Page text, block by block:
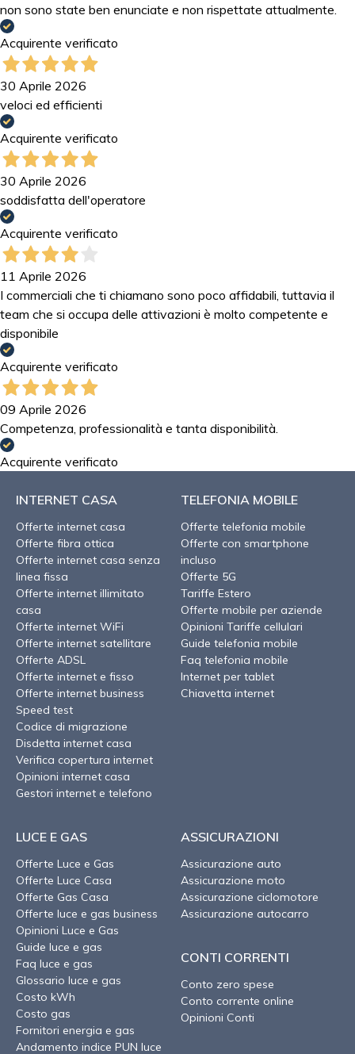
non sono state ben enunciate e non rispettate attualmente.
Acquirente verificato
30 Aprile 2026
veloci ed efficienti
Acquirente verificato
30 Aprile 2026
soddisfatta dell'operatore
Acquirente verificato
11 Aprile 2026
I commerciali che ti chiamano sono poco affidabili, tuttavia il
team che si occupa delle attivazioni è molto competente e
disponibile
Acquirente verificato
09 Aprile 2026
Competenza, professionalità e tanta disponibilità.
Acquirente verificato
INTERNET CASA
Offerte internet casa
Offerte fibra ottica
Offerte internet casa senza
linea fissa
Offerte internet illimitato
casa
Offerte internet WiFi
Offerte internet satellitare
Offerte ADSL
Offerte internet e fisso
Offerte internet business
Speed test
Codice di migrazione
Disdetta internet casa
Verifica copertura internet
Opinioni internet casa
Gestori internet e telefono
TELEFONIA MOBILE
Offerte telefonia mobile
Offerte con smartphone
incluso
Offerte 5G
Tariffe Estero
Offerte mobile per aziende
Opinioni Tariffe cellulari
Guide telefonia mobile
Faq telefonia mobile
Internet per tablet
Chiavetta internet
LUCE E GAS
Offerte Luce e Gas
Offerte Luce Casa
Offerte Gas Casa
Offerte luce e gas business
Opinioni Luce e Gas
Guide luce e gas
Faq luce e gas
Glossario luce e gas
Costo kWh
Costo gas
Fornitori energia e gas
Andamento indice PUN luce
ASSICURAZIONI
Assicurazione auto
Assicurazione moto
Assicurazione ciclomotore
Assicurazione autocarro
CONTI CORRENTI
Conto zero spese
Conto corrente online
Opinioni Conti